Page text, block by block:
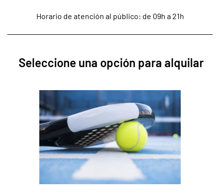
Horario de atención al público: de 09h a 21h
Seleccione una opción para alquilar